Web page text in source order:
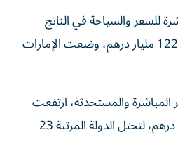
للسفر والسياحة في الناتج
المحلي خلال 2025 نحو 122.9 مليار درهم، وضعت الإمارات
والمستحدثة، ارتفعت
المساهمة إلى 251.3 مليار درهم، لتحتل الدولة المرتبة 23